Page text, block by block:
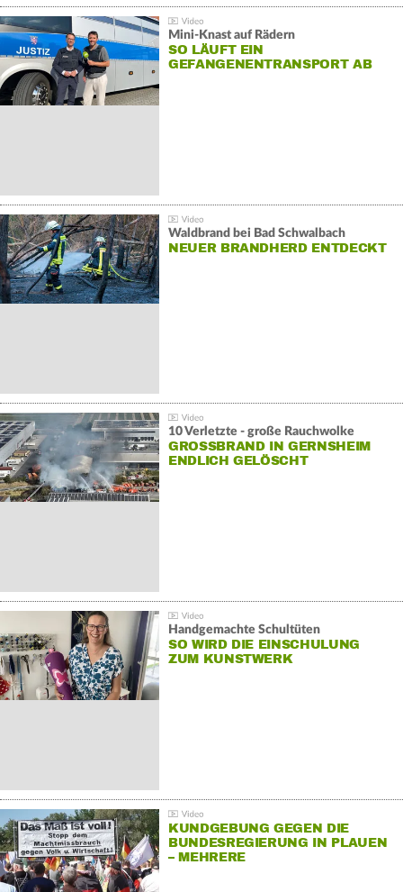
Mini-Knast auf Rädern
SO LÄUFT EIN
GEFANGENENTRANSPORT AB
Waldbrand bei Bad Schwalbach
NEUER BRANDHERD ENTDECKT
10 Verletzte - große Rauchwolke
GROSSBRAND IN GERNSHEIM E
NDLICH GELÖSCHT
Handgemachte Schultüten
SO WIRD DIE EINSCHULUNG
ZUM KUNSTWERK
KUNDGEBUNG GEGEN DIE
BUNDESREGIERUNG IN PLAUEN
– MEHRERE